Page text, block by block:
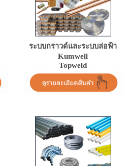
ระบบกราวด์และระบบล่อฟ้า
Kumwell
Topweld